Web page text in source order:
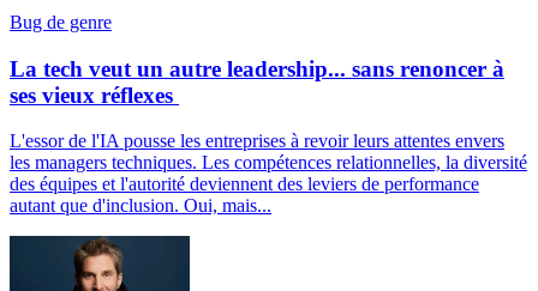
Bug de genre
La tech veut un autre leadership... sans renoncer à
ses vieux réflexes
L'essor de l'IA pousse les entreprises à revoir leurs attentes envers
les managers techniques. Les compétences relationnelles, la diversité
des équipes et l'autorité deviennent des leviers de performance
autant que d'inclusion. Oui, mais...